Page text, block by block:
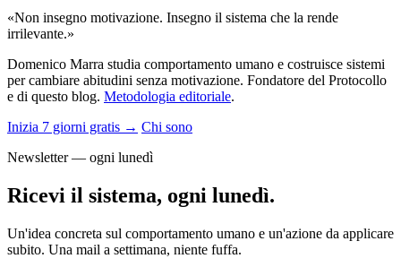
«Non insegno motivazione. Insegno il sistema che la rende
irrilevante.»
Domenico Marra studia comportamento umano e costruisce sistemi
per cambiare abitudini senza motivazione. Fondatore del Protocollo
e di questo blog. Metodologia editoriale.
Inizia 7 giorni gratis → Chi sono
Newsletter — ogni lunedì
Ricevi il sistema, ogni lunedì.
Un'idea concreta sul comportamento umano e un'azione da applicare
subito. Una mail a settimana, niente fuffa.